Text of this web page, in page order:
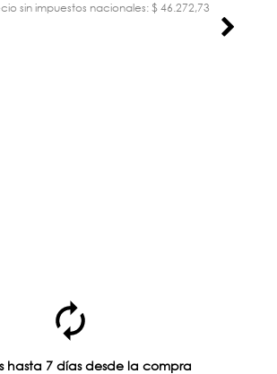
sin impuestos nacionales: $ 46.272,73
hasta 7 días desde la compra